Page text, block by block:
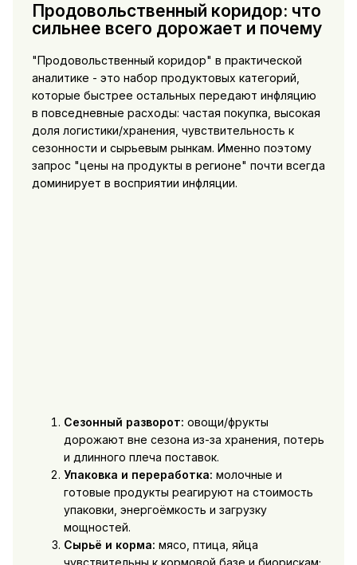
Продовольственный коридор: что
сильнее всего дорожает и почему
"Продовольственный коридор" в практической
аналитике - это набор продуктовых категорий,
которые быстрее остальных передают инфляцию
в повседневные расходы: частая покупка, высокая
доля логистики/хранения, чувствительность к
сезонности и сырьевым рынкам. Именно поэтому
запрос "цены на продукты в регионе" почти всегда
доминирует в восприятии инфляции.
Сезонный разворот: овощи/фрукты
дорожают вне сезона из-за хранения, потерь
и длинного плеча поставок.
Упаковка и переработка: молочные и
готовые продукты реагируют на стоимость
упаковки, энергоёмкость и загрузку
мощностей.
Сырьё и корма: мясо, птица, яйца
чувствительны к кормовой базе и биорискам;